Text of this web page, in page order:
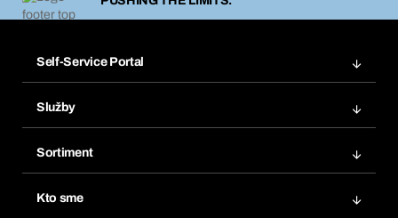
Self-Service Portal
Obľúbené
Opakované objednávky
Predplatné
Služby
Chemická databáza
Sortiment
Kto sme